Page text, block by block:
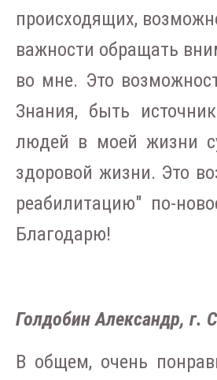
происходящих,
важности обращать
во мне. Это
Знания, быть
людей в моей жизни
здоровой жизни. Это
реабилитацию" по-
Благодарю!
Голдобин Александр, г.
В общем, очень